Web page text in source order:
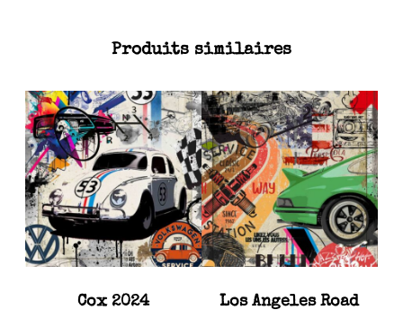
Produits similaires
Cox 2024
Los Angeles Road